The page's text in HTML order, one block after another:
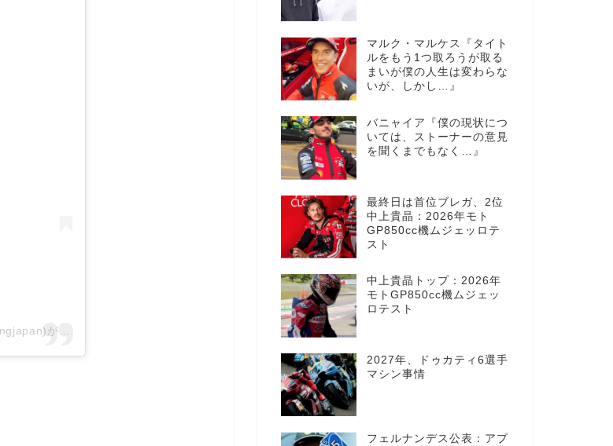
マルク・マルケス『タイト
ルをもう1つ取ろうが取る
まいが僕の人生は変わらな
いが、しかし…』
バニャイア『僕の現状につ
いては、ストーナーの意見
を聞くまでもなく…』
最終日は首位ブレガ、2位
中上貴晶：2026年モト
GP850cc機ムジェッロテ
スト
中上貴晶トップ：2026年
モトGP850cc機ムジェッ
ロテスト
2027年、ドゥカティ6選手
マシン事情
フェルナンデス公表：アプ